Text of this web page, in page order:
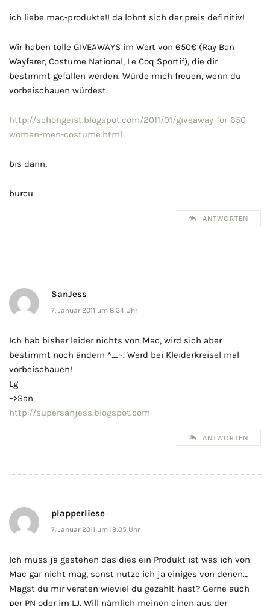
ich liebe mac-produkte!! da lohnt sich der preis definitiv!
Wir haben tolle GIVEAWAYS im Wert von 650€ (Ray Ban
Wayfarer, Costume National, Le Coq Sportif), die dir
bestimmt gefallen werden. Würde mich freuen, wenn du
vorbeischauen würdest.
http://schongeist.blogspot.com/2011/01/giveaway-for-650-
women-men-costume.html
bis dann,
burcu
ANTWORTEN
SanJess
7. Januar 2011 um 8:34 Uhr
Ich hab bisher leider nichts von Mac, wird sich aber
bestimmt noch ändern ^_~. Werd bei Kleiderkreisel mal
vorbeischauen!
Lg
–>San
http://supersanjess.blogspot.com
ANTWORTEN
plapperliese
7. Januar 2011 um 19:05 Uhr
Ich muss ja gestehen das dies ein Produkt ist was ich von
Mac gar nicht mag, sonst nutze ich ja einiges von denen…
Magst du mir veraten wieviel du gezahlt hast? Gerne auch
per PN oder im LJ. Will nämlich meinen einen aus der